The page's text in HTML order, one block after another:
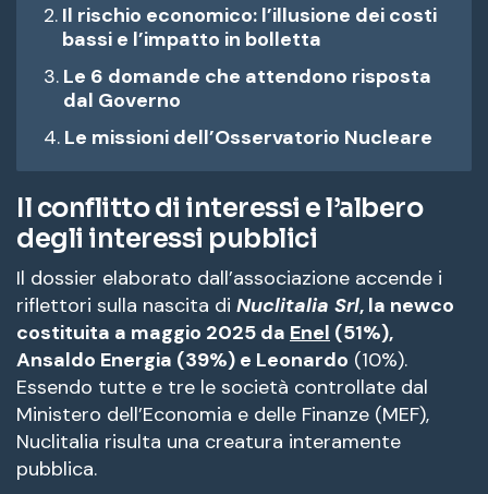
Il rischio economico: l’illusione dei costi
bassi e l’impatto in bolletta
Le 6 domande che attendono risposta
dal Governo
Le missioni dell’Osservatorio Nucleare
Il conflitto di interessi e l’albero
degli interessi pubblici
Il dossier elaborato dall’associazione accende i
riflettori sulla nascita di Nuclitalia Srl, la newco
costituita a maggio 2025 da Enel (51%),
Ansaldo Energia (39%) e Leonardo (10%).
Essendo tutte e tre le società controllate dal
Ministero dell’Economia e delle Finanze (MEF),
Nuclitalia risulta una creatura interamente
pubblica.